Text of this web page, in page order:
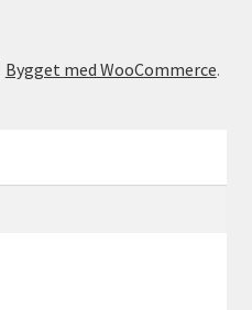
Bygget med WooCommerce.